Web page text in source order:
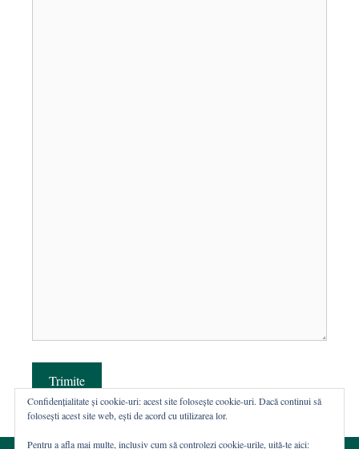
Trimite
Confidențialitate și cookie-uri: acest site folosește cookie-uri. Dacă continui să
folosești acest site web, ești de acord cu utilizarea lor.
Pentru a afla mai multe, inclusiv cum să controlezi cookie-urile, uită-te aici: